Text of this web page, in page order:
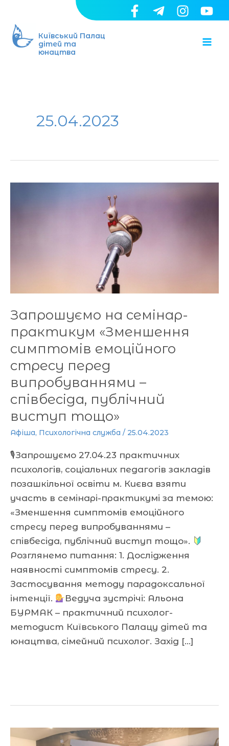
вмісту
Київський Палац
дітей та
юнацтва
25.04.2023
Запрошуємо на семінар-
практикум «Зменшення
симптомів емоційного
стресу перед
випробуваннями –
співбесіда, публічний
виступ тощо»
Афіша, Психологічна служба / 25.04.2023
🎙Запрошуємо 27.04.23 практичних
психологів, соціальних педагогів закладів
позашкільної освіти м. Києва взяти
участь в семінарі-практикумі за темою:
«Зменшення симптомів емоційного
стресу перед випробуваннями –
співбесіда, публічний виступ тощо».
Розглянемо питання: 1. Дослідження
наявності симптомів стресу. 2.
Застосування методу парадоксальної
інтенції.
Ведуча зустрічі: Альона
БУРМАК – практичний психолог-
методист Київського Палацу дітей та
юнацтва, сімейний психолог. Захід […]
випробуваннями
–
співбесіда,
виступ
тощо»
Відбулась